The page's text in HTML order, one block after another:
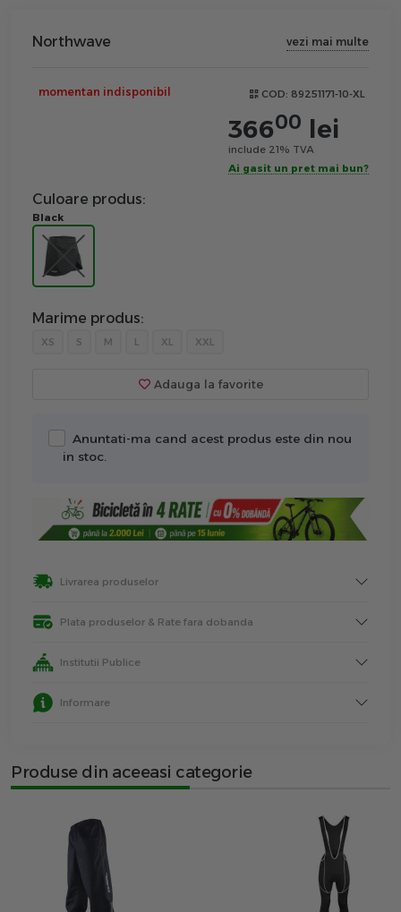
Northwave vezi mai multe
momentan indisponibil COD: 89251171-10-XL
36600 lei
include 21% TVA
Ai gasit un pret mai bun?
Culoare produs:
Black
Marime produs:
XS S M L XL XXL
Adauga la favorite
Anuntati-ma cand acest produs este din nou
in stoc.
Livrarea produselor
Plata produselor & Rate fara dobanda
Institutii Publice
Informare
Produse din aceeasi categorie